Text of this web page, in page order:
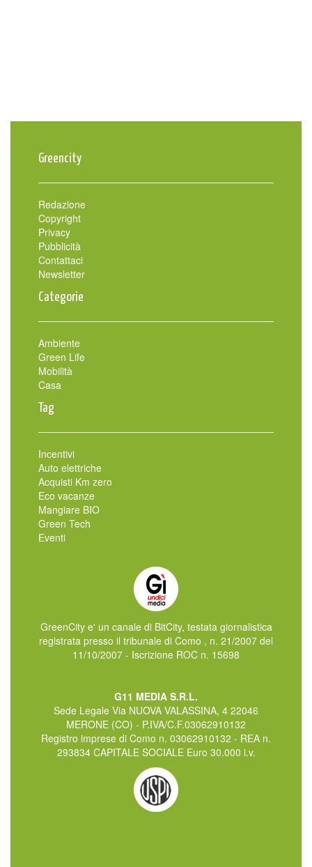
Greencity
Redazione
Copyright
Privacy
Pubblicità
Contattaci
Newsletter
Categorie
Ambiente
Green Life
Mobilità
Casa
Tag
Incentivi
Auto elettriche
Acquisti Km zero
Eco vacanze
Mangiare BIO
Green Tech
Eventi
GreenCity e' un canale di BitCity, testata giornalistica
registrata presso il tribunale di Como , n. 21/2007 del
11/10/2007 - Iscrizione ROC n. 15698
G11 MEDIA S.R.L.
Sede Legale Via NUOVA VALASSINA, 4 22046
MERONE (CO) - P.IVA/C.F.03062910132
Registro imprese di Como n. 03062910132 - REA n.
293834 CAPITALE SOCIALE Euro 30.000 i.v.